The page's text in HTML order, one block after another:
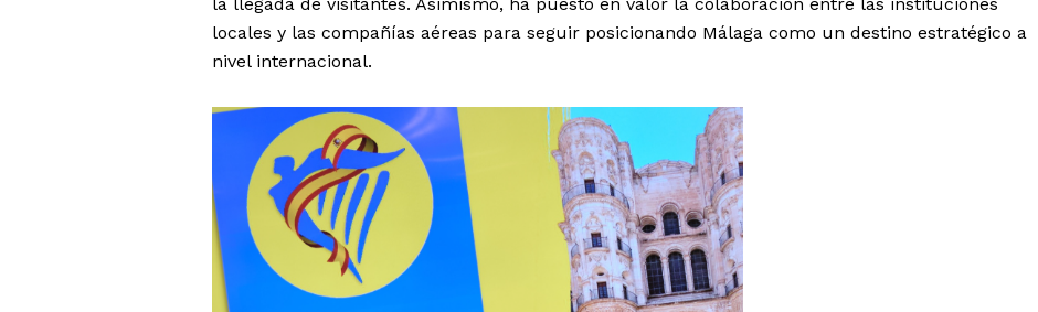
locales y las compañías aéreas para seguir posicionando Málaga como un destino estratégico a
nivel internacional.